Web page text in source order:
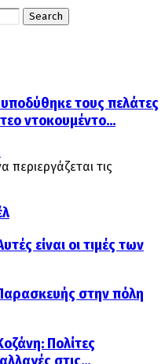
Search
τους πελάτες
ντοκουμέντο...
περιεργάζεται τις
είναι οι τιμές των
στην πόλη
Πολίτες